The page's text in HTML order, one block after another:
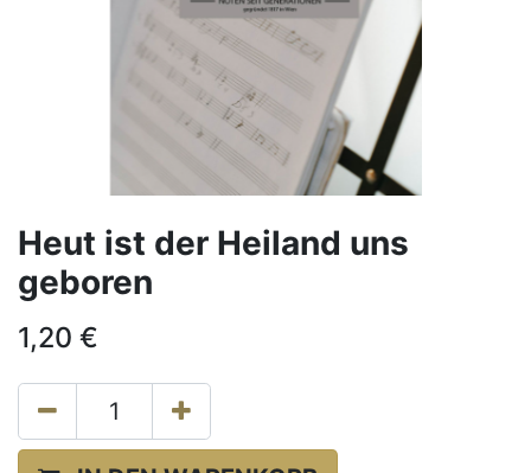
Heut ist der Heiland uns
geboren
1,20 €